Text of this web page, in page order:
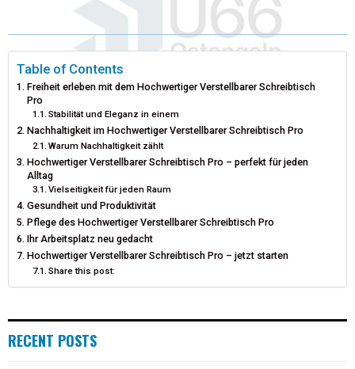
T
T
E
R
)
B
O
K
R
S
E
D
N
Table of Contents
Freiheit erleben mit dem Hochwertiger Verstellbarer Schreibtisch
Pro
Stabilität und Eleganz in einem
Nachhaltigkeit im Hochwertiger Verstellbarer Schreibtisch Pro
Warum Nachhaltigkeit zählt
Hochwertiger Verstellbarer Schreibtisch Pro – perfekt für jeden
Alltag
Vielseitigkeit für jeden Raum
Gesundheit und Produktivität
Pflege des Hochwertiger Verstellbarer Schreibtisch Pro
Ihr Arbeitsplatz neu gedacht
Hochwertiger Verstellbarer Schreibtisch Pro – jetzt starten
Share this post:
RECENT POSTS